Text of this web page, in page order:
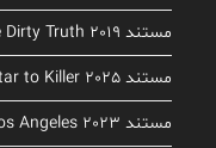
مستند Dirty John: The Dirty Truth 2019
مستند From Rock Star to Killer 2025
مستند The Real Murders of Los Angeles 2023